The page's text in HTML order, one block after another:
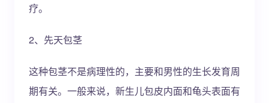
疗。
2、先天包茎
这种包茎不是病理性的，主要和男性的生长发育周
期有关。一般来说，新生儿包皮内面和龟头表面有